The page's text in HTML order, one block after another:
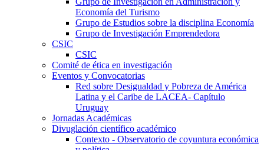
Economía del Turismo
Grupo de Estudios sobre la disciplina Economía
Grupo de Investigación Emprendedora
CSIC
CSIC
Comité de ética en investigación
Eventos y Convocatorias
Red sobre Desigualdad y Pobreza de América
Latina y el Caribe de LACEA- Capítulo
Uruguay
Jornadas Académicas
Divuglación científico académico
Contexto - Observatorio de coyuntura económica